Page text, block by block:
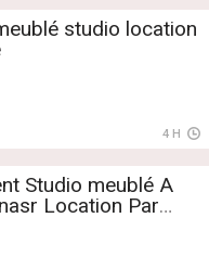
studio location
4 H
meublé A
Location Par